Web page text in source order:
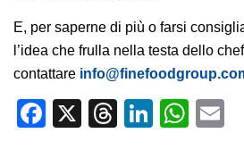
E, per saperne di più o farsi
l’idea che frulla nella testa dello
contattare
Facebook
X Threads